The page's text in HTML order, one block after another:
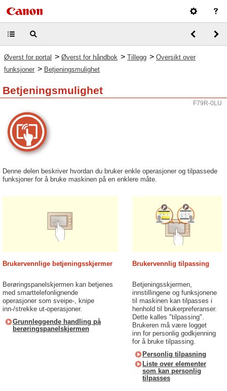
Øverst for portal > Øverst for håndbok > Tillegg > Oversikt over
funksjoner > Betjeningsmulighet
Betjeningsmulighet
F79R-0LU
Denne delen beskriver hvordan du bruker enkle operasjoner og tilpassede
funksjoner for å bruke maskinen på en enklere måte.
Brukervennlige betjeningsskjermer Brukervennlig tilpassing
Berøringspanelskjermen kan betjenes
med smarttelefonlignende
operasjoner som sveipe-, knipe
inn-/strekke ut-operasjoner.
Grunnleggende handling på
berøringspanelskjermen
Betjeningsskjermen,
innstillingene og funksjonene
til maskinen kan tilpasses i
henhold til brukerpreferanser.
Dette kalles "tilpassing".
Brukeren må være logget
inn for personlig godkjenning
for å bruke tilpassing.
Personlig tilpasning
Liste over elementer
som kan personlig
tilpasses